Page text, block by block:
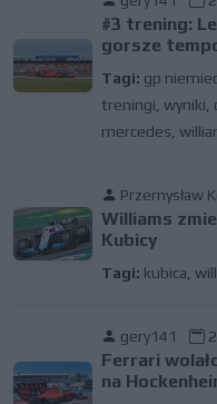
#3 trening:
gorsze
Tagi: gp
treningi wyniki
mercedes
Przemysław
Williams
Kubicy
Tagi: kubica
gery141
Ferrari
na